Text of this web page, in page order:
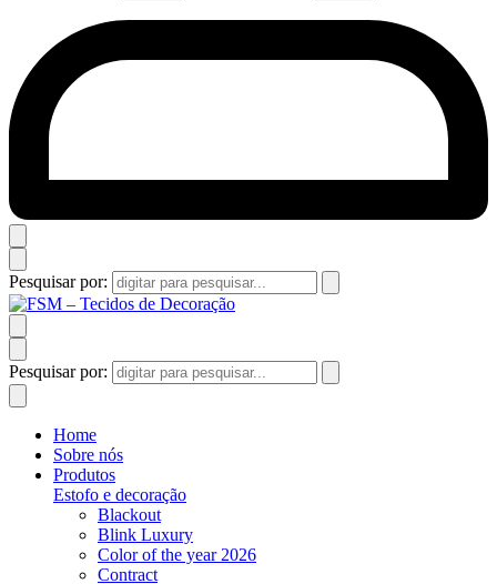
Pesquisar por:
Pesquisar por:
Home
Sobre nós
Produtos
Estofo e decoração
Blackout
Blink Luxury
Color of the year 2026
Contract